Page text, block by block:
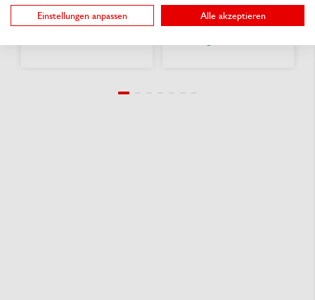
Logo oder Motiv
Jetzt konfigurieren
Einstellungen anpassen Alle akzeptieren